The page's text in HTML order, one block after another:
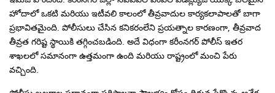
హోదాలో ఒకటి మరియు ఇటీవలి కాలంలో తీవ్రవాదుల కార్యకలాపాలతో బాగా
ప్రభావితమైంది. పోలీసులు చేసిన కనికరంలేని ప్రయత్నాల కారణంగా, తీవ్రవాద
తీవ్రత గరిష్ట స్థాయికి తగ్గించబడింది. అదే విధంగా కరీంనగర్ పోలీస్ ఇతర
శాఖలలో సమానంగా ఉత్తమంగా ఉంది మరియు రాష్ట్రంలో మంచి పేరు
వచ్చింది.